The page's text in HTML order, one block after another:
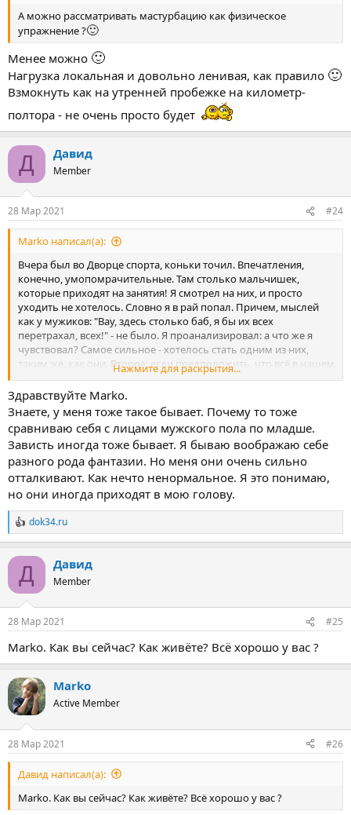
А можно рассматривать мастурбацию как физическое
упражнение ?🙂
Менее можно 🙂
Нагрузка локальная и довольно ленивая, как правило 🙂
Взмокнуть как на утренней пробежке на километр-
полтора - не очень просто будет
Д Давид
Member
28 Мар 2021 #24
Marko написал(а):
Вчера был во Дворце спорта, коньки точил. Впечатления,
конечно, умопомрачительные. Там столько мальчишек,
которые приходят на занятия! Я смотрел на них, и просто
уходить не хотелось. Словно я в рай попал. Причем, мыслей
как у мужиков: "Вау, здесь столько баб, я бы их всех
перетрахал, всех!" - не было. Я проанализировал: а что же я
чувствовал? Самое сильное - хотелось стать одним из них,
таким же, как они. Второе: если предположить, что всё в нашем
мире состоит из энергии, и всё излучает вибрации (тяжелые
или радостные, светлые - тонкие), то во дворце спорта от
мальчишек исходили светлые тонкие вибрации радости,
жизнерадостности, непосредственности, счастья. И я, попав в
это поле, словно в другом мире очутился. Противовес:
утренний вагон метро, полный взрослых. Вот там тяжёлые
негативные вибрации, хочется поскорее выйти.
Я описал свои ощущения с целью: вдруг это вам поможет,
Нажмите для раскрытия...
Здравствуйте Marko.
Знаете, у меня тоже такое бывает. Почему то тоже
сравниваю себя с лицами мужского пола по младше.
Зависть иногда тоже бывает. Я бываю воображаю себе
разного рода фантазии. Но меня они очень сильно
отталкивают. Как нечто ненормальное. Я это понимаю,
но они иногда приходят в мою голову.
Р
е
и
dok34.ru
Д Давид
Member
28 Мар 2021 #25
Marko. Как вы сейчас? Как живёте? Всё хорошо у вас ?
Marko
Active Member
28 Мар 2021 #26
Давид написал(а):
Marko. Как вы сейчас? Как живёте? Всё хорошо у вас ?